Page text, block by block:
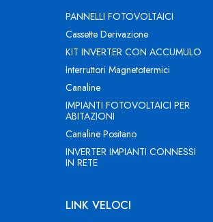
PANNELLI FOTOVOLTAICI
Cassette Derivazione
KIT INVERTER CON ACCUMULO
Interruttori Magnetotermici
Canaline
IMPIANTI FOTOVOLTAICI PER
ABITAZIONI
Canaline Positano
INVERTER IMPIANTI CONNESSI
IN RETE
LINK VELOCI